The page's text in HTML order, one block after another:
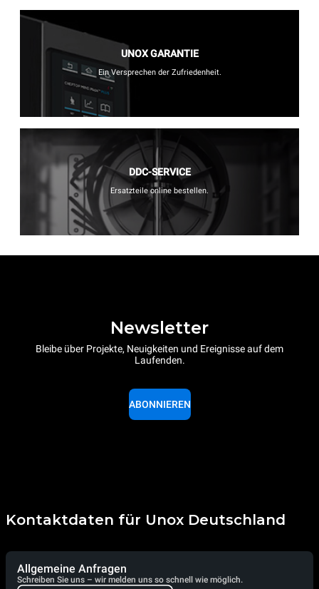
UNOX GARANTIE
Ein Versprechen der Zufriedenheit.
DDC-SERVICE
Ersatzteile online bestellen.
Newsletter
Bleibe über Projekte, Neuigkeiten und Ereignisse auf dem
Laufenden.
ABONNIEREN
Kontaktdaten für Unox Deutschland
Allgemeine Anfragen
Schreiben Sie uns – wir melden uns so schnell wie möglich.